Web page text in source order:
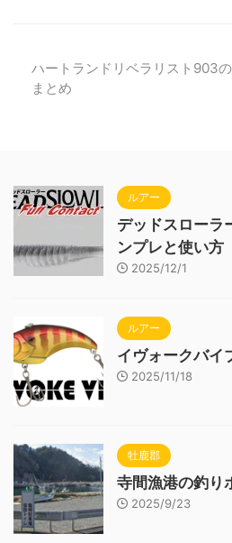
ハートランドリベラリスト903
まとめ
ルアー
デッドスローラ
ンプレと使い方
2025/12/1
ルアー
イヴォークバイ
2025/11/18
牡鹿郡
寺間漁港の釣り
2025/9/23